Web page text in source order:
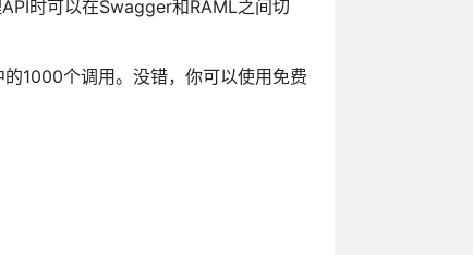
时可以在Swagger和RAML之间切
1000个调用。没错，你可以使用免费